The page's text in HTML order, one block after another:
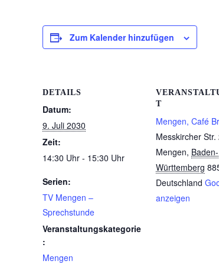
Zum Kalender hinzufügen
DETAILS
Datum:
9. Juli 2030
Zeit:
14:30 Uhr - 15:30 Uhr
Serien:
TV Mengen –
Sprechstunde
Veranstaltungskategorie
:
Mengen
T
Mengen, Café
Messkircher Str.
Mengen, Baden-
Württemberg
Deutschland
anzeigen